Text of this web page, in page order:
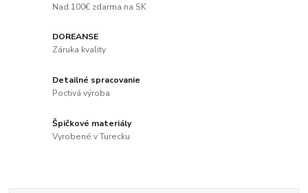
Nad 100€ zdarma na SK
DOREANSE
Záruka kvality
Detailné spracovanie
Poctivá výroba
Špičkové materiály
Vyrobené v Turecku